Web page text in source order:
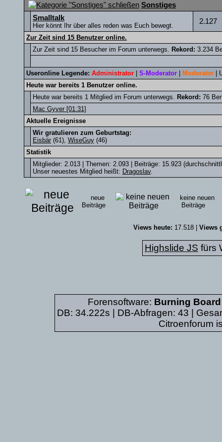
Sonstiges
Smalltalk
Hier könnt Ihr über alles reden was Euch bewegt.
2.127
Zur Zeit sind 15 Benutzer online.
Zur Zeit sind 15 Besucher im Forum unterwegs. Rekord: 3.234
Useronline Legende: Administrator S-Moderator Moderator
Heute war bereits 1 Benutzer online.
Heute war bereits 1 Mitglied im Forum unterwegs. Rekord: 76
Mac Gyver [01:31]
Aktuelle Ereignisse
Wir gratulieren zum Geburtstag:
Eisbär (61), WiseGuy (46)
Statistik
Mitglieder: 2.013 | Themen: 2.093 | Beiträge: 15.923
Unser neuestes Mitglied heißt: Dragoslav.
neue
Beiträge
keine neuen
Beiträge
Views heute: 17.518 | Views
Highslide JS fürs
Forensoftware: Burning
DB: 34.222s | DB-Abfragen: 43 |
Citroenforum